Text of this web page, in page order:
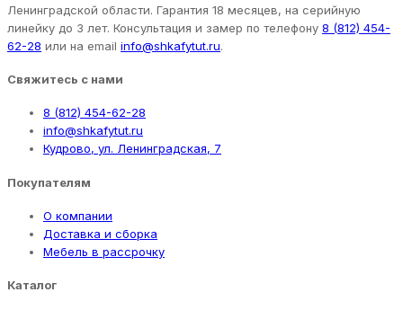
Ленинградской области. Гарантия 18 месяцев, на серийную
линейку до 3 лет. Консультация и замер по телефону 8 (812) 454-
62-28 или на email info@shkafytut.ru.
Свяжитесь с нами
8 (812) 454-62-28
info@shkafytut.ru
Кудрово, ул. Ленинградская, 7
Покупателям
О компании
Доставка и сборка
Мебель в рассрочку
Каталог